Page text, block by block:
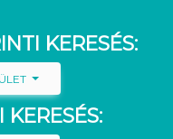
KERESÉS:
KERESÉS: